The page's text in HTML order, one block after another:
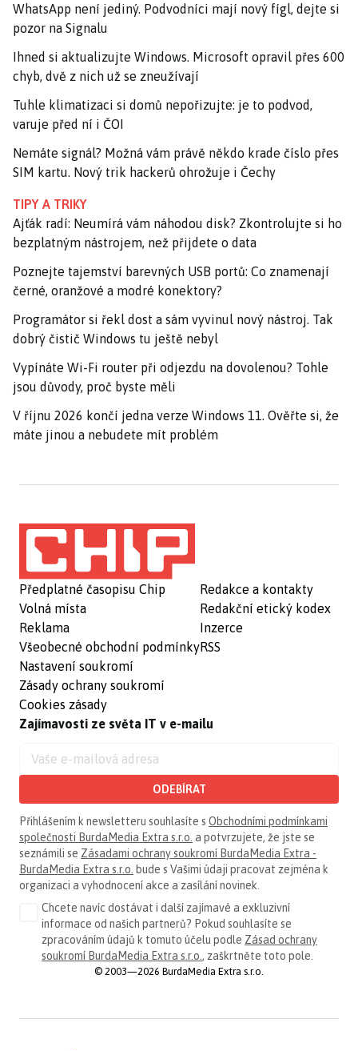
WhatsApp není jediný. Podvodníci mají nový fígl, dejte si
pozor na Signalu
Ihned si aktualizujte Windows. Microsoft opravil přes 600
chyb, dvě z nich už se zneužívají
Tuhle klimatizaci si domů nepořizujte: je to podvod,
varuje před ní i ČOI
Nemáte signál? Možná vám právě někdo krade číslo přes
SIM kartu. Nový trik hackerů ohrožuje i Čechy
TIPY A TRIKY
Ajťák radí: Neumírá vám náhodou disk? Zkontrolujte si ho
bezplatným nástrojem, než přijdete o data
Poznejte tajemství barevných USB portů: Co znamenají
černé, oranžové a modré konektory?
Programátor si řekl dost a sám vyvinul nový nástroj. Tak
dobrý čistič Windows tu ještě nebyl
Vypínáte Wi-Fi router při odjezdu na dovolenou? Tohle
jsou důvody, proč byste měli
V říjnu 2026 končí jedna verze Windows 11. Ověřte si, že
máte jinou a nebudete mít problém
Předplatné časopisu Chip
Volná místa
Reklama
Všeobecné obchodní podmínky
Nastavení soukromí
Zásady ochrany soukromí
Cookies zásady
Redakce a kontakty
Redakční etický kodex
Inzerce
RSS
Zajímavosti ze světa IT v e-mailu
ODEBÍRAT
Přihlášením k newsletteru souhlasíte s Obchodními podmínkami
společnosti BurdaMedia Extra s.r.o. a potvrzujete, že jste se
seznámili se Zásadami ochrany soukromí BurdaMedia Extra -
BurdaMedia Extra s.r.o. bude s Vašimi údaji pracovat zejména k
organizaci a vyhodnocení akce a zasílání novinek.
Chcete navíc dostávat i další zajímavé a exkluzivní
informace od našich partnerů? Pokud souhlasíte se
zpracováním údajů k tomuto účelu podle Zásad ochrany
soukromí BurdaMedia Extra s.r.o. , zaškrtněte toto pole.
© 2003—2026 BurdaMedia Extra s.r.o.